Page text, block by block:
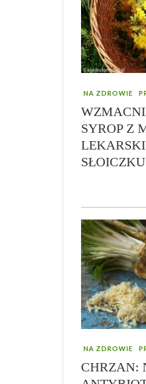
NA ZDROWIE
SYROP Z
NA ZDROWIE
CHRZAN: